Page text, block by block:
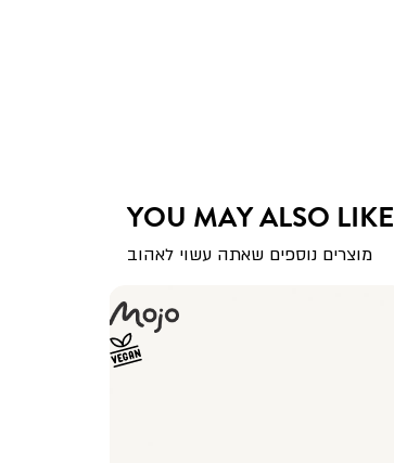
YOU MAY ALSO LIKE
מוצרים נוספים שאתה עשוי לאהוב